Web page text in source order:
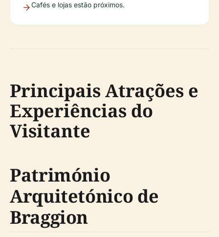
Cafés e lojas estão próximos.
Principais Atrações e
Experiências do
Visitante
Património
Arquitetónico de
Braggion